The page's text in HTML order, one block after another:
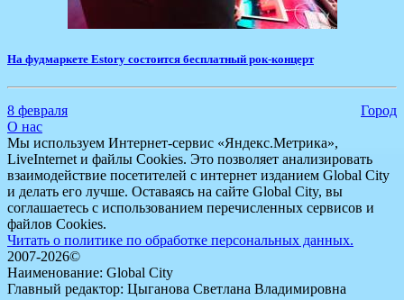
На фудмаркете Estory состоится бесплатный рок-концерт
8 февраля
Город
О нас
Мы используем Интернет-сервис «Яндекс.Метрика»,
LiveInternet и файлы Cookies. Это позволяет анализировать
взаимодействие посетителей с интернет изданием Global City
и делать его лучше. Оставаясь на сайте Global City, вы
соглашаетесь с использованием перечисленных сервисов и
файлов Cookies.
Читать о политике по обработке персональных данных.
2007-2026©
Наименование: Global City
Главный редактор: Цыганова Светлана Владимировна